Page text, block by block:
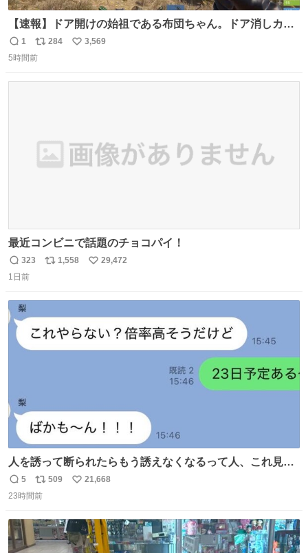
【速報】ドア開けの始祖である布団ちゃん。ドア消しカー
ド（UR）を入手。
返
信
1
リ
ポ
284
い
3,569
5時間前
最近コンビニで話題のチョコパイ！
返
信
323
リ
数
1,558
い
29,472
1日前
人を誘って断られたらもう誘えなくなるって人、これ見て
元気出してほしい
返
信
5
リ
ポ
ト
数
509
い
数
21,668
23時間前